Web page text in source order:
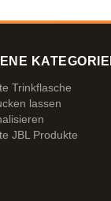
Trinkflasche
lassen
JBL Produkte